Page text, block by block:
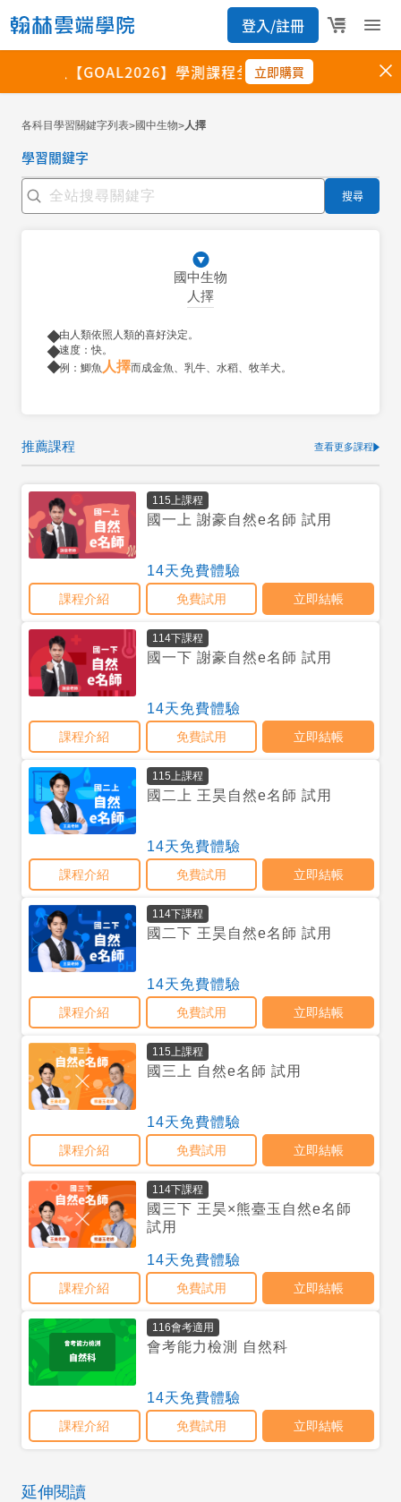
各科目學習關鍵字列表>國中生物>人擇
學習關鍵字
搜尋
國中生物
人擇
由人類依照人類的喜好決定。
速度：快。
例：鯽魚 人擇而成金魚、乳牛、水稻、牧羊犬。
推薦課程 查看更多課程
延伸閱讀